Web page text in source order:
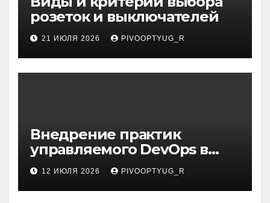
розеток и выключателей
21 ИЮЛЯ 2026 PIVOOPTYUG_R
Внедрение практик
управляемого DevOps в
корпоративную ИТ-
инфраструктуру
12 ИЮЛЯ 2026 PIVOOPTYUG_R